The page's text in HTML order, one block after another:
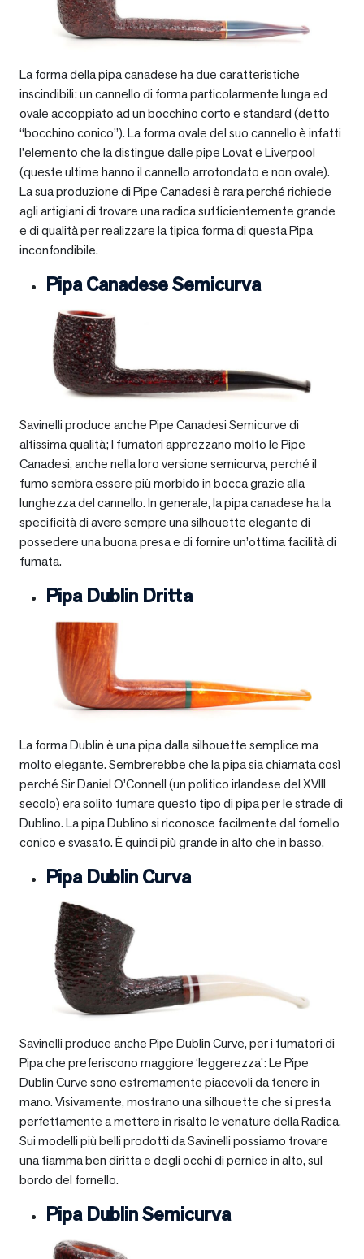
La forma della pipa canadese ha due caratteristiche
inscindibili: un cannello di forma particolarmente lunga ed
ovale accoppiato ad un bocchino corto e standard (detto
“bocchino conico”). La forma ovale del suo cannello è infatti
l’elemento che la distingue dalle pipe Lovat e Liverpool
(queste ultime hanno il cannello arrotondato e non ovale).
La sua produzione di Pipe Canadesi è rara perché richiede
agli artigiani di trovare una radica sufficientemente grande
e di qualità per realizzare la tipica forma di questa Pipa
inconfondibile.
Pipa Canadese Semicurva
Savinelli produce anche Pipe Canadesi Semicurve di
altissima qualità; I fumatori apprezzano molto le Pipe
Canadesi, anche nella loro versione semicurva, perché il
fumo sembra essere più morbido in bocca grazie alla
lunghezza del cannello. In generale, la pipa canadese ha la
specificità di avere sempre una silhouette elegante di
possedere una buona presa e di fornire un’ottima facilità di
fumata.
Pipa Dublin Dritta
La forma Dublin è una pipa dalla silhouette semplice ma
molto elegante. Sembrerebbe che la pipa sia chiamata così
perché Sir Daniel O’Connell (un politico irlandese del XVIII
secolo) era solito fumare questo tipo di pipa per le strade di
Dublino. La pipa Dublino si riconosce facilmente dal fornello
conico e svasato. È quindi più grande in alto che in basso.
Pipa Dublin Curva
Savinelli produce anche Pipe Dublin Curve, per i fumatori di
Pipa che preferiscono maggiore ‘leggerezza’: Le Pipe
Dublin Curve sono estremamente piacevoli da tenere in
mano. Visivamente, mostrano una silhouette che si presta
perfettamente a mettere in risalto le venature della Radica.
Sui modelli più belli prodotti da Savinelli possiamo trovare
una fiamma ben diritta e degli occhi di pernice in alto, sul
bordo del fornello.
Pipa Dublin Semicurva